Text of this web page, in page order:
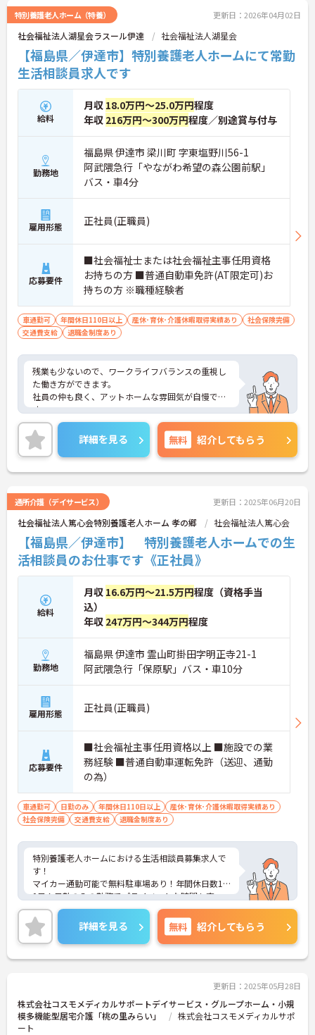
特別養護老人ホーム（特養） 更新日：2026年04月02日
社会福祉法人湖星会ラスール伊達 社会福祉法人湖星会
【福島県／伊達市】特別養護老人ホームにて常勤
生活相談員求人です
給料
月収 18.0万円～25.0万円程度
年収 216万円～300万円程度／別途賞与付与
勤務地
福島県 伊達市 梁川町 字東塩野川56-1
阿武隈急行「やながわ希望の森公園前駅」
バス・車4分
雇用形態 正社員(正職員)
応募要件
■社会福祉士または社会福祉主事任用資格
お持ちの方 ■普通自動車免許(AT限定可)お
持ちの方 ※職種経験者
車通勤可 年間休日110日以上 産休･育休･介護休暇取得実績あり
社会保険完備
交通費支給
退職金制度あり
残業も少ないので、ワークライフバランスの重視し
た働き方ができます。
社員の仲も良く、アットホームな雰囲気が自慢で
す。
ご興味ある方には、面接対策ポイントなど、詳細を
お話しいたしますのでお気軽にご相談ください。
詳細を見る 無料 紹介してもらう
通所介護（デイサービス） 更新日：2025年06月20日
社会福祉法人篤心会特別養護老人ホーム 孝の郷 社会福祉法人篤心会
【福島県／伊達市】 特別養護老人ホームでの生
活相談員のお仕事です《正社員》
給料
月収 16.6万円～21.5万円程度（資格手当
込）
年収 247万円～344万円程度
勤務地
福島県 伊達市 霊山町掛田字明正寺21-1
阿武隈急行「保原駅」バス・車10分
雇用形態 正社員(正職員)
応募要件
■社会福祉主事任用資格以上 ■施設での業
務経験 ■普通自動車運転免許（送迎、通勤
の為）
車通勤可 日勤のみ 年間休日110日以上
産休･育休･介護休暇取得実績あり
社会保険完備
交通費支給 退職金制度あり
特別養護老人ホームにおける生活相談員募集求人で
す！
マイカー通勤可能で無料駐車場あり！年間休日数12
0日！日勤のみの勤務でプライベートな時間も充
実！
ご興味ある方には、面接対策ポイントなど、さらに
詳細をお話しいたしますのでお気軽にご相談くださ
い！
詳細を見る 無料 紹介してもらう
更新日：2025年05月28日
株式会社コスモメディカルサポートデイサービス・グループホーム・小規
模多機能型居宅介護「桃の里みらい」
株式会社コスモメディカルサポ
ート